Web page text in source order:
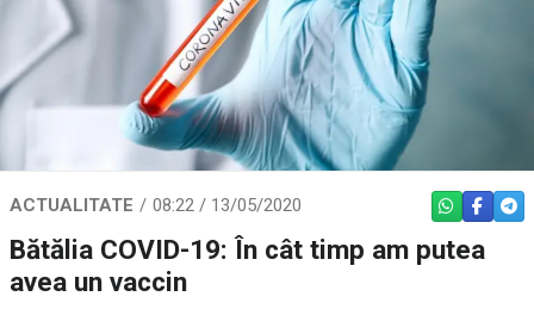
ACTUALITATE 08:22 / 13/05/2020 WHATSAPP
Bătălia COVID-19: În cât timp am putea
avea un vaccin